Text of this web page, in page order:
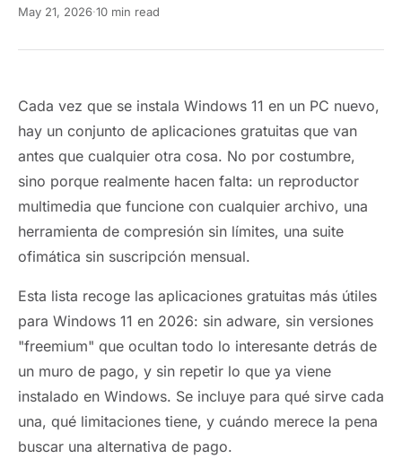
May 21, 2026·10 min read
Cada vez que se instala Windows 11 en un PC nuevo,
hay un conjunto de aplicaciones gratuitas que van
antes que cualquier otra cosa. No por costumbre,
sino porque realmente hacen falta: un reproductor
multimedia que funcione con cualquier archivo, una
herramienta de compresión sin límites, una suite
ofimática sin suscripción mensual.
Esta lista recoge las aplicaciones gratuitas más útiles
para Windows 11 en 2026: sin adware, sin versiones
"freemium" que ocultan todo lo interesante detrás de
un muro de pago, y sin repetir lo que ya viene
instalado en Windows. Se incluye para qué sirve cada
una, qué limitaciones tiene, y cuándo merece la pena
buscar una alternativa de pago.